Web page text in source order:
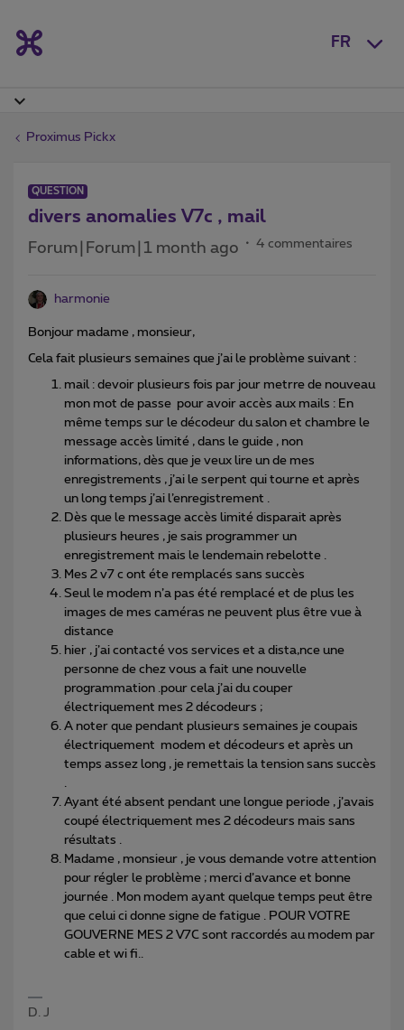
FR
Proximus Pickx
QUESTION
divers anomalies V7c , mail
Forum|Forum|1 month ago 4 commentaires
harmonie
Bonjour madame , monsieur,
Cela fait plusieurs semaines que j’ai le problème suivant :
mail : devoir plusieurs fois par jour metrre de nouveau
mon mot de passe pour avoir accès aux mails : En
même temps sur le décodeur du salon et chambre le
message accès limité , dans le guide , non
informations, dès que je veux lire un de mes
enregistrements , j’ai le serpent qui tourne et après
un long temps j’ai l’enregistrement .
Dès que le message accès limité disparait après
plusieurs heures , je sais programmer un
enregistrement mais le lendemain rebelotte .
Mes 2 v7 c ont éte remplacés sans succès
Seul le modem n’a pas été remplacé et de plus les
images de mes caméras ne peuvent plus être vue à
distance
hier , j’ai contacté vos services et a dista,nce une
personne de chez vous a fait une nouvelle
programmation .pour cela j’ai du couper
électriquement mes 2 décodeurs ;
A noter que pendant plusieurs semaines je coupais
électriquement modem et décodeurs et après un
temps assez long , je remettais la tension sans succès
Ayant été absent pendant une longue periode , j’avais
coupé électriquement mes 2 décodeurs mais sans
résultats .
Madame , monsieur , je vous demande votre attention
pour régler le problème ; merci d’avance et bonne
journée . Mon modem ayant quelque temps peut être
que celui ci donne signe de fatigue . POUR VOTRE
GOUVERNE MES 2 V7C sont raccordés au modem par
cable et wi fi..
D. J